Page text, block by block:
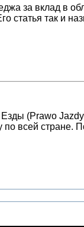
за вклад в
статья так и
(Prawo
по всей стране.